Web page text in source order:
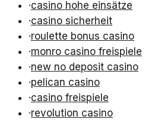
·casino hohe einsätze
·casino sicherheit
·roulette bonus casino
·monro casino freispiele
·new no deposit casino
·pelican casino
·casino freispiele
·revolution casino